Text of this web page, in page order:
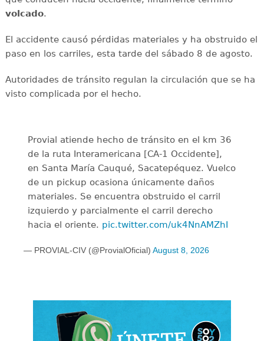
volcado.
El accidente causó pérdidas materiales y ha obstruido el
paso en los carriles, esta tarde del sábado 8 de agosto.
Autoridades de tránsito regulan la circulación que se ha
visto complicada por el hecho.
Provial atiende hecho de tránsito en el km 36
de la ruta Interamericana [CA-1 Occidente],
en Santa María Cauqué, Sacatepéquez. Vuelco
de un pickup ocasiona únicamente daños
materiales. Se encuentra obstruido el carril
izquierdo y parcialmente el carril derecho
hacia el oriente. pic.twitter.com/uk4NnAMZhI
— PROVIAL-CIV (@ProvialOficial) August 8, 2026